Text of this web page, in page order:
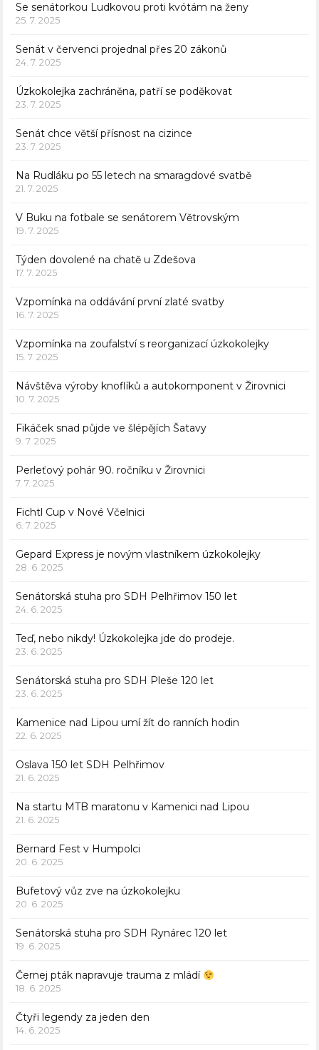
Se senátorkou Ludkovou proti kvótám na ženy
25. 7. 2025
Senát v červenci projednal přes 20 zákonů
24. 7. 2025
Úzkokolejka zachráněna, patří se poděkovat
23. 7. 2025
Senát chce větší přísnost na cizince
23. 7. 2025
Na Rudláku po 55 letech na smaragdové svatbě
21. 7. 2025
V Buku na fotbale se senátorem Větrovským
19. 7. 2025
Týden dovolené na chatě u Zdešova
17. 7. 2025
Vzpomínka na oddávání první zlaté svatby
16. 7. 2025
Vzpomínka na zoufalství s reorganizací úzkokolejky
15. 7. 2025
Návštěva výroby knoflíků a autokomponent v Žirovnici
10. 7. 2025
Fikáček snad půjde ve šlépějích Šatavy
9. 7. 2025
Perleťový pohár 90. ročníku v Žirovnici
7. 7. 2025
Fichtl Cup v Nové Včelnici
6. 7. 2025
Gepard Express je novým vlastníkem úzkokolejky
28. 6. 2025
Senátorská stuha pro SDH Pelhřimov 150 let
24. 6. 2025
Teď, nebo nikdy! Úzkokolejka jde do prodeje.
23. 6. 2025
Senátorská stuha pro SDH Pleše 120 let
23. 6. 2025
Kamenice nad Lipou umí žít do ranních hodin
22. 6. 2025
Oslava 150 let SDH Pelhřimov
21. 6. 2025
Na startu MTB maratonu v Kamenici nad Lipou
21. 6. 2025
Bernard Fest v Humpolci
20. 6. 2025
Bufetový vůz zve na úzkokolejku
20. 6. 2025
Senátorská stuha pro SDH Rynárec 120 let
19. 6. 2025
Černej pták napravuje trauma z mládí
18. 6. 2025
Čtyři legendy za jeden den
14. 6. 2025